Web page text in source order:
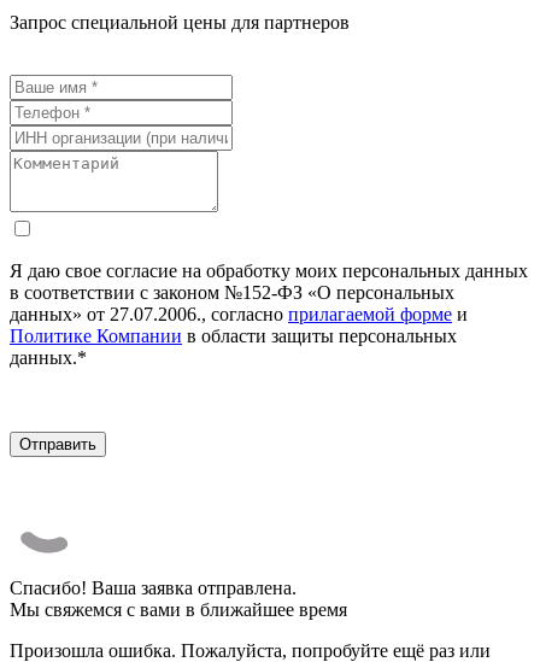
Запрос специальной цены для партнеров
Я даю свое согласие на обработку моих персональных данных
в соответствии с законом №152-ФЗ «О персональных
данных» от 27.07.2006., согласно прилагаемой форме и
Политике Компании в области защиты персональных
данных.*
Спасибо! Ваша заявка отправлена.
Мы свяжемся с вами в ближайшее время
Произошла ошибка. Пожалуйста, попробуйте ещё раз или